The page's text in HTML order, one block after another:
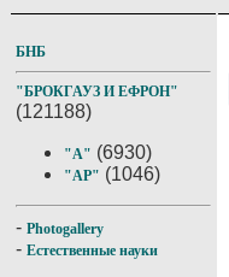
БНБ
"БРОКГАУЗ И ЕФРОН"
(121188)
"А" (6930)
"АР" (1046)
- Photogallery
- Естественные науки